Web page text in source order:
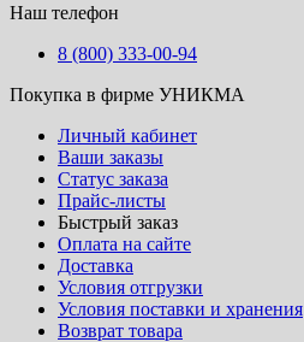
Наш телефон
8 (800) 333-00-94
Покупка в фирме УНИКМА
Личный кабинет
Ваши заказы
Статус заказа
Прайс-листы
Быстрый заказ
Оплата на сайте
Доставка
Условия отгрузки
Условия поставки и хранения
Возврат товара